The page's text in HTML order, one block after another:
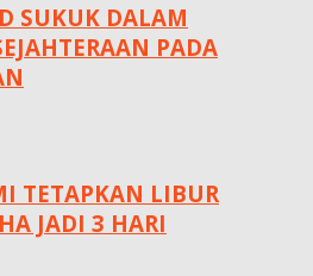
SUKUK DALAM
PADA
TETAPKAN LIBUR
JADI 3 HARI